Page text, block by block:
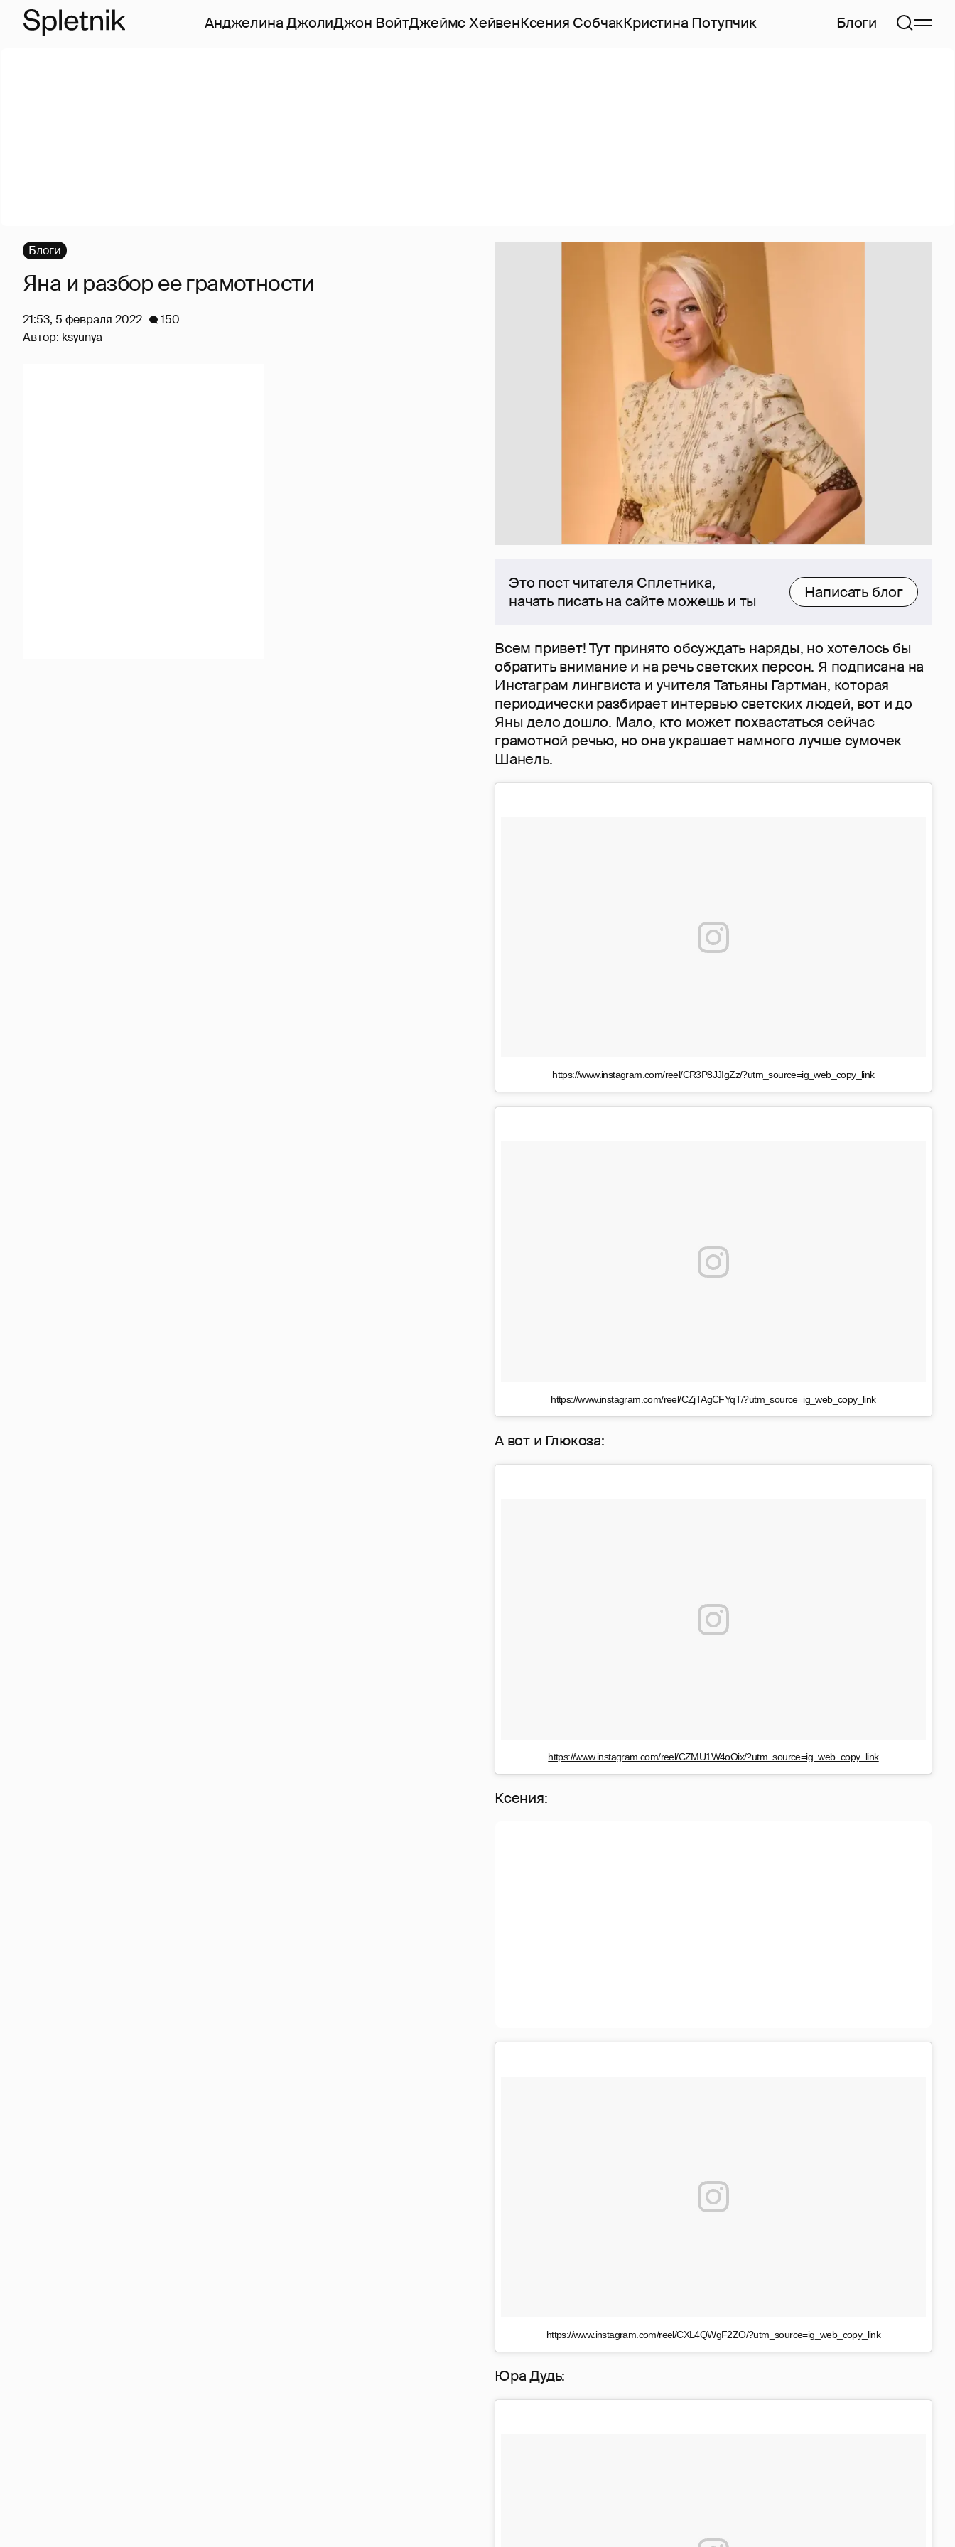
Анджелина ДжолиДжон ВойтДжеймс ХейвенКсения СобчакКристина Потупчик Блоги
Это пост читателя Сплетника,
начать писать на сайте можешь и ты
Написать блог
Всем привет! Тут принято обсуждать наряды, но хотелось бы
обратить внимание и на речь светских персон. Я подписана на
Инстаграм лингвиста и учителя Татьяны Гартман, которая
периодически разбирает интервью светских людей, вот и до
Яны дело дошло. Мало, кто может похвастаться сейчас
грамотной речью, но она украшает намного лучше сумочек
Шанель.
https://www.instagram.com/reel/CR3P8JJIgZz/?utm_source=ig_web_copy_link
https://www.instagram.com/reel/CZjTAgCFYqT/?utm_source=ig_web_copy_link
А вот и Глюкоза:
https://www.instagram.com/reel/CZMU1W4oOix/?utm_source=ig_web_copy_link
Ксения:
https://www.instagram.com/reel/CXL4QWgF2ZO/?utm_source=ig_web_copy_link
Юра Дудь:
Блоги
Яна и разбор ее грамотности
21:53, 5 февраля 2022
150
Автор: ksyunya